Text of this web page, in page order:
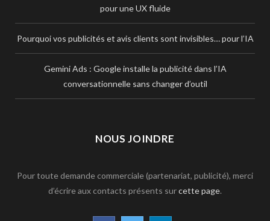
pour une UX fluide
Pourquoi vos publicités et avis clients sont invisibles… pour l’IA
Gemini Ads : Google installe la publicité dans l’IA
conversationnelle sans changer d’outil
NOUS JOINDRE
Pour toute demande commerciale (partenariat, publicité), merci
d’écrire aux contacts présents surcette page.